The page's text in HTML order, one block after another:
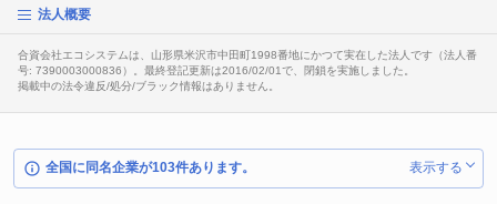
法人概要
合資会社エコシステムは、山形県米沢市中田町1998番地にかつて実在した法人です（法人番
号: 7390003000836）。最終登記更新は2016/02/01で、閉鎖を実施しました。
掲載中の法令違反/処分/ブラック情報はありません。
全国に同名企業が103件あります。 表示する